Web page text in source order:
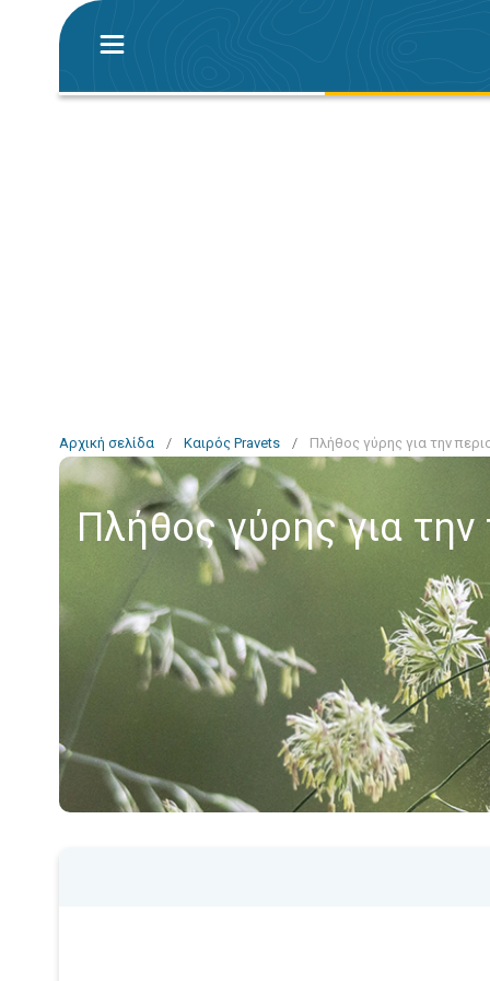
Αρχική σελίδα / Καιρός Pravets / Πλήθος γύρης για την
Πλήθος γύρης για